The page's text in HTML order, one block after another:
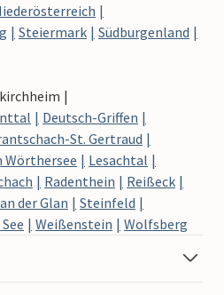
Steiermark
Südburgenland
Deutsch-Griffen
St. Gertraud
Lesachtal
Radenthein
Reißeck
der Glan
Steinfeld
Weißenstein
Wolfsberg